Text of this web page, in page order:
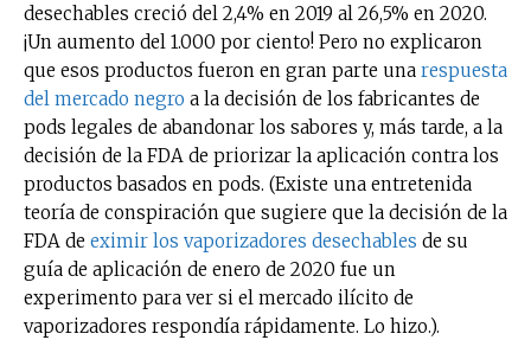
desechables creció del 2,4% en 2019 al 26,5% en 2020.
¡Un aumento del 1.000 por ciento! Pero no explicaron
que esos productos fueron en gran parte una respuesta
del mercado negro a la decisión de los fabricantes de
pods legales de abandonar los sabores y, más tarde, a la
decisión de la FDA de priorizar la aplicación contra los
productos basados ​​en pods. (Existe una entretenida
teoría de conspiración que sugiere que la decisión de la
FDA de eximir los vaporizadores desechables de su
guía de aplicación de enero de 2020 fue un
experimento para ver si el mercado ilícito de
vaporizadores respondía rápidamente. Lo hizo.).